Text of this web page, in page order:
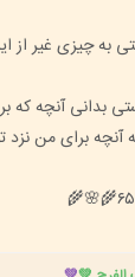
به چیزی غیر از
بدانى آنچه
برای من